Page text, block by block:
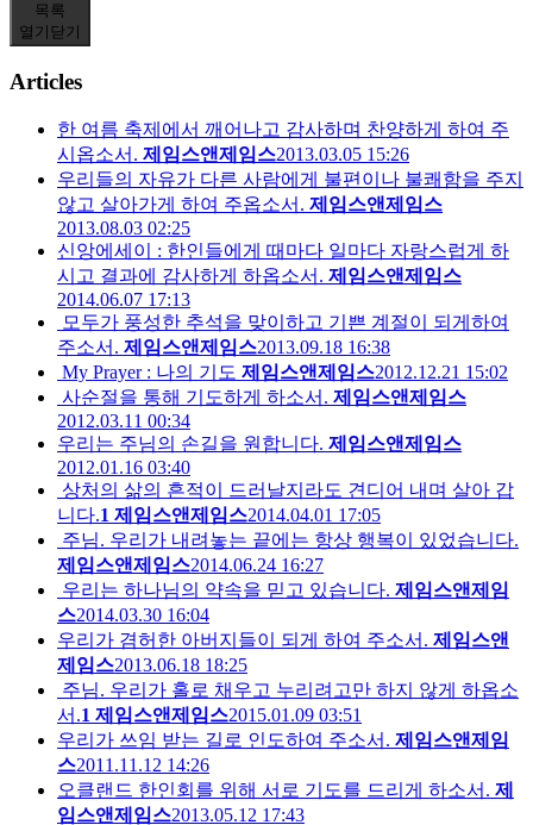
목록
열기 닫기
Articles
한 여름 축제에서 깨어나고 감사하며 찬양하게 하여 주
시옵소서. 제임스앤제임스2013.03.05 15:26
우리들의 자유가 다른 사람에게 불편이나 불쾌함을 주지
않고 살아가게 하여 주옵소서. 제임스앤제임스
2013.08.03 02:25
신앙에세이 : 한인들에게 때마다 일마다 자랑스럽게 하
시고 결과에 감사하게 하옵소서. 제임스앤제임스
2014.06.07 17:13
모두가 풍성한 추석을 맞이하고 기쁜 계절이 되게하여
주소서. 제임스앤제임스2013.09.18 16:38
My Prayer : 나의 기도 제임스앤제임스2012.12.21 15:02
사순절을 통해 기도하게 하소서. 제임스앤제임스
2012.03.11 00:34
우리는 주님의 손길을 원합니다. 제임스앤제임스
2012.01.16 03:40
상처의 삶의 흔적이 드러날지라도 견디어 내며 살아 갑
니다.1 제임스앤제임스2014.04.01 17:05
주님. 우리가 내려놓는 끝에는 항상 행복이 있었습니다.
제임스앤제임스2014.06.24 16:27
우리는 하나님의 약속을 믿고 있습니다. 제임스앤제임
스2014.03.30 16:04
우리가 겸허한 아버지들이 되게 하여 주소서. 제임스앤
제임스2013.06.18 18:25
주님. 우리가 홀로 채우고 누리려고만 하지 않게 하옵소
서.1 제임스앤제임스2015.01.09 03:51
우리가 쓰임 받는 길로 인도하여 주소서. 제임스앤제임
스2011.11.12 14:26
오클랜드 한인회를 위해 서로 기도를 드리게 하소서. 제
임스앤제임스2013.05.12 17:43